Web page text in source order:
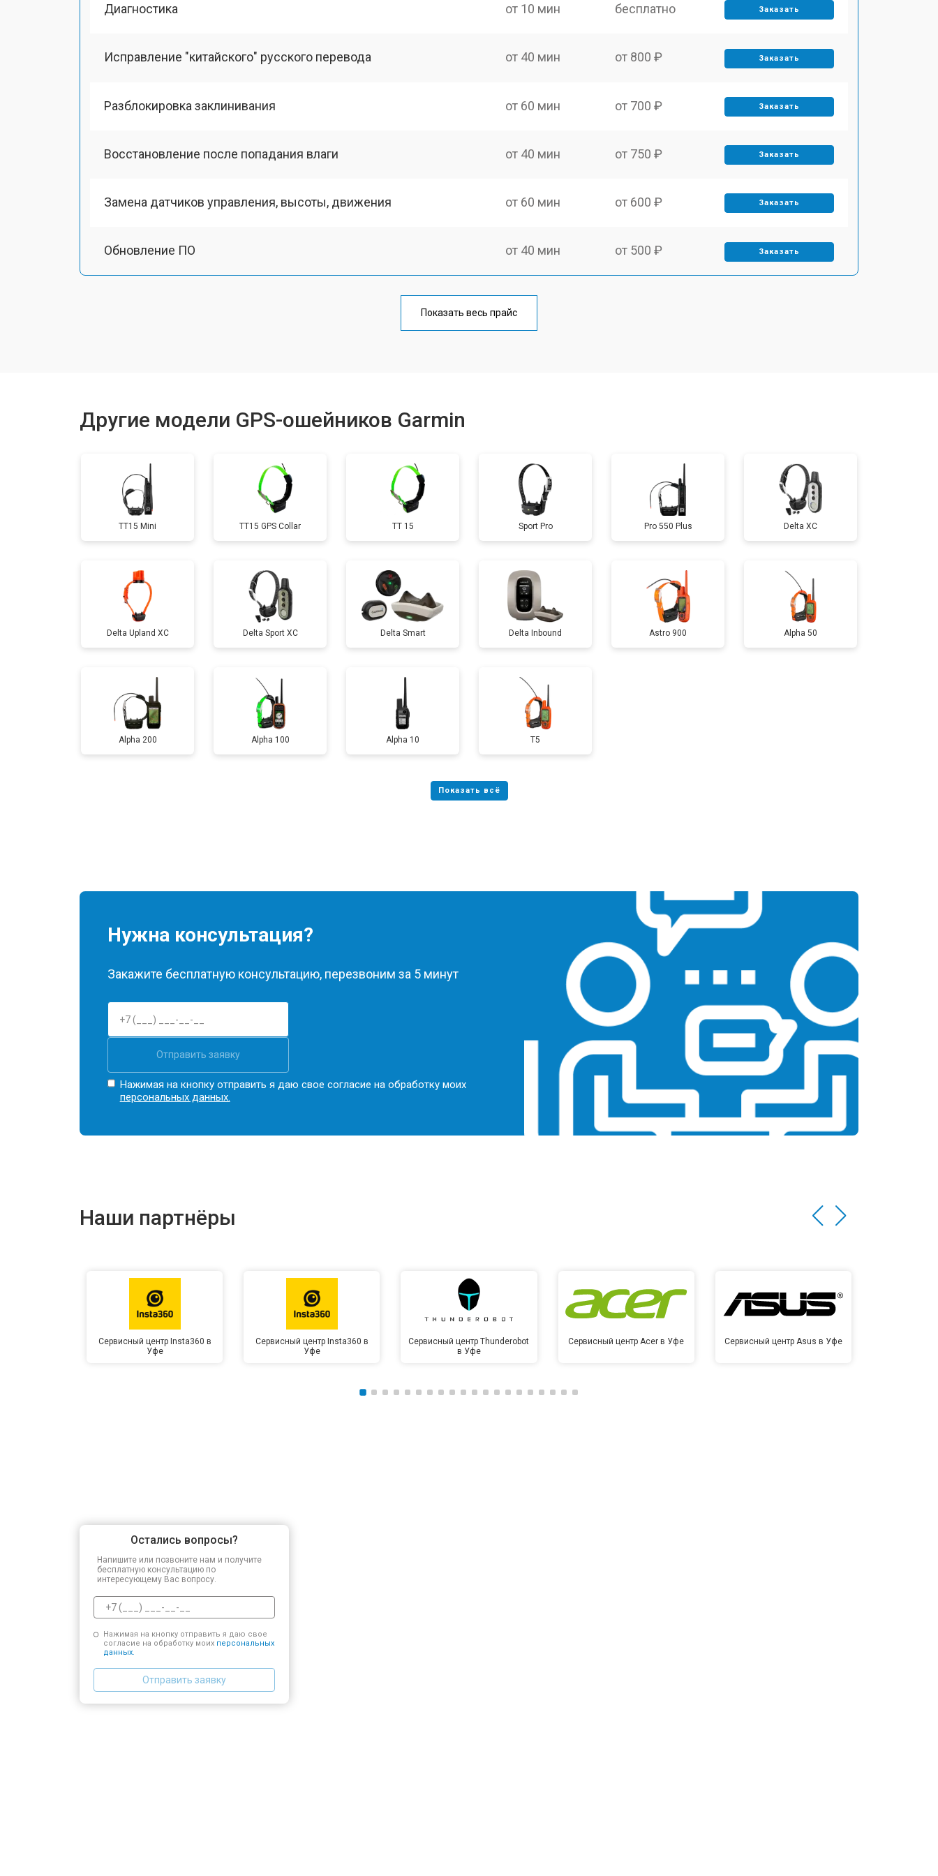
Диагностика от 10 мин бесплатно Заказать
Исправление "китайского" русского перевода от 40 мин от 800 ₽ Заказать
Разблокировка заклинивания от 60 мин от 700 ₽ Заказать
Восстановление после попадания влаги от 40 мин от 750 ₽ Заказать
Замена датчиков управления, высоты, движения от 60 мин от 600 ₽ Заказать
Обновление ПО от 40 мин от 500 ₽ Заказать
от 60 мин
Замена кнопок от 40 мин от 500 ₽ Заказать
Показать весь прайс
Другие модели GPS-ошейников Garmin
TT15 Mini TT15 GPS Collar TT 15 Sport Pro Pro 550 Plus Delta XC
Delta Upland XC Delta Sport XC Delta Smart Delta Inbound Astro 900 Alpha 50
Alpha 200 Alpha 100 Alpha 10 T5
Нужна консультация?
Закажите бесплатную консультацию, перезвоним за 5 минут
Отправить заявку
Нажимая на кнопку отправить я даю свое согласие на обработку моих
персональных данных.
Наши партнёры
Сервисный центр Insta360 в
Уфе
Сервисный центр Insta360 в
Уфе
Сервисный центр Thunderobot
в Уфе
Сервисный центр Acer в Уфе Сервисный центр Asus в Уфе
Остались вопросы?
Напишите или позвоните нам и получите
бесплатную консультацию по
интересующему Вас вопросу.
Нажимая на кнопку отправить я даю свое
согласие на обработку моих персональных
данных.
Отправить заявку